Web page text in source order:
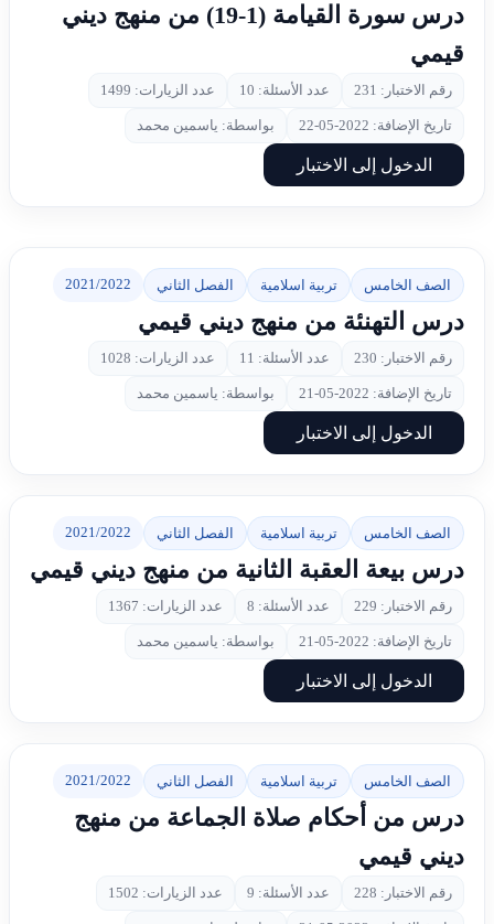
درس سورة القيامة (1-19) من منهج ديني
قيمي
رقم الاختبار: 231 عدد الأسئلة: 10 عدد الزيارات: 1499
تاريخ الإضافة: 2022-05-22 بواسطة: ياسمين محمد
الدخول إلى الاختبار
الصف الخامس تربية اسلامية الفصل الثاني 2021/2022
درس التهنئة من منهج ديني قيمي
رقم الاختبار: 230 عدد الأسئلة: 11 عدد الزيارات: 1028
تاريخ الإضافة: 2022-05-21 بواسطة: ياسمين محمد
الدخول إلى الاختبار
الصف الخامس تربية اسلامية الفصل الثاني 2021/2022
درس بيعة العقبة الثانية من منهج ديني قيمي
رقم الاختبار: 229 عدد الأسئلة: 8 عدد الزيارات: 1367
تاريخ الإضافة: 2022-05-21 بواسطة: ياسمين محمد
الدخول إلى الاختبار
الصف الخامس تربية اسلامية الفصل الثاني 2021/2022
درس من أحكام صلاة الجماعة من منهج
ديني قيمي
رقم الاختبار: 228 عدد الأسئلة: 9 عدد الزيارات: 1502